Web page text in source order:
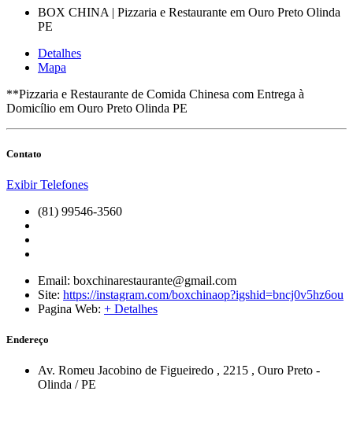
BOX CHINA | Pizzaria e Restaurante em Ouro Preto Olinda
PE
Detalhes
Mapa
**Pizzaria e Restaurante de Comida Chinesa com Entrega à
Domicílio em Ouro Preto Olinda PE
Contato
Exibir Telefones
(81) 99546-3560
Email: boxchinarestaurante@gmail.com
Site: https://instagram.com/boxchinaop?igshid=bncj0v5hz6ou
Pagina Web: + Detalhes
Endereço
Av. Romeu Jacobino de Figueiredo , 2215 , Ouro Preto -
Olinda /PE